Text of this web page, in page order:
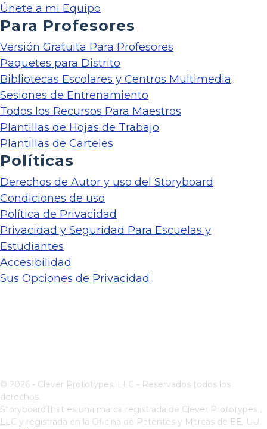
Únete a mi Equipo
Para Profesores
Versión Gratuita Para Profesores
Paquetes para Distrito
Bibliotecas Escolares y Centros Multimedia
Sesiones de Entrenamiento
Todos los Recursos Para Maestros
Plantillas de Hojas de Trabajo
Plantillas de Carteles
Políticas
Derechos de Autor y uso del Storyboard
Condiciones de uso
Política de Privacidad
Privacidad y Seguridad Para Escuelas y
Estudiantes
Accesibilidad
Sus Opciones de Privacidad
© 2026 - Clever Prototypes, LLC - Reservados todos los
derechos.
StoryboardThat es una marca registrada de Clever Prototypes ,
LLC y registrada en la Oficina de Patentes y Marcas de EE. UU.